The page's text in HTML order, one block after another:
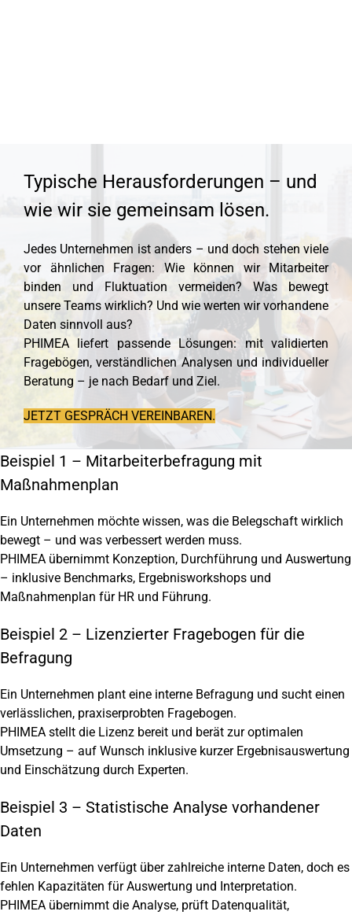
Typische Herausforderungen – und
wie wir sie gemeinsam lösen.
Jedes Unternehmen ist anders – und doch stehen viele
vor ähnlichen Fragen: Wie können wir Mitarbeiter
binden und Fluktuation vermeiden? Was bewegt
unsere Teams wirklich? Und wie werten wir vorhandene
Daten sinnvoll aus?
PHIMEA liefert passende Lösungen: mit validierten
Fragebögen, verständlichen Analysen und individueller
Beratung – je nach Bedarf und Ziel.
JETZT GESPRÄCH VEREINBAREN.
Beispiel 1 – Mitarbeiterbefragung mit
Maßnahmenplan
Ein Unternehmen möchte wissen, was die Belegschaft wirklich
bewegt – und was verbessert werden muss.
PHIMEA übernimmt Konzeption, Durchführung und Auswertung
– inklusive Benchmarks, Ergebnisworkshops und
Maßnahmenplan für HR und Führung.
Beispiel 2 – Lizenzierter Fragebogen für die
Befragung
Ein Unternehmen plant eine interne Befragung und sucht einen
verlässlichen, praxiserprobten Fragebogen.
PHIMEA stellt die Lizenz bereit und berät zur optimalen
Umsetzung – auf Wunsch inklusive kurzer Ergebnisauswertung
und Einschätzung durch Experten.
Beispiel 3 – Statistische Analyse vorhandener
Daten
Ein Unternehmen verfügt über zahlreiche interne Daten, doch es
fehlen Kapazitäten für Auswertung und Interpretation.
PHIMEA übernimmt die Analyse, prüft Datenqualität,